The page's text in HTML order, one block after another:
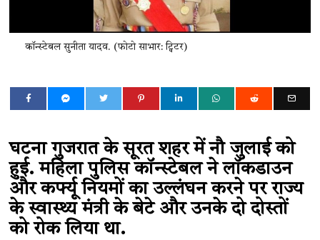
कॉन्स्टेबल सुनीता यादव. (फोटो साभार: ट्विटर)
घटना गुजरात के सूरत शहर में नौ जुलाई को
हुई. महिला पुलिस कॉन्स्टेबल ने लॉकडाउन
और कर्फ्यू नियमों का उल्लंघन करने पर राज्य
के स्वास्थ्य मंत्री के बेटे और उनके दो दोस्तों
को रोक लिया था.